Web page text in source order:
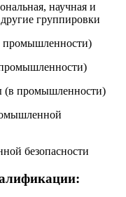
научная и
группировки
(в промышленности)
безопасности